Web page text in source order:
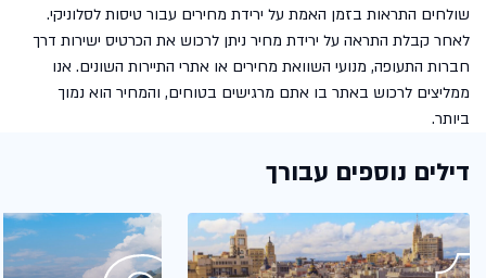
שולחים התראות בזמן האמת על ירידת מחירים עבור טיסות לסלוניקי.
לאחר קבלת התראה על ירידת מחיר ניתן לרכוש את הכרטיס ישירות דרך
חברות התעופה, מנועי השוואת מחירים או אתרי התיירות השונים. אנו
ממליצים לרכוש באתר בו אתם מרגישים בטוחים, והמחיר הוא נמוך
ביותר.
דילים נוספים עבורך